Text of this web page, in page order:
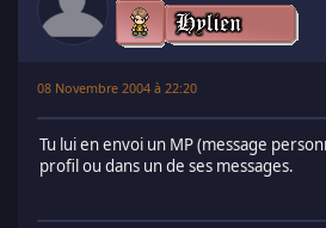
08 Novembre 2004 à 22:20
Tu lui en envoi un MP (message
profil ou dans un de ses messages.